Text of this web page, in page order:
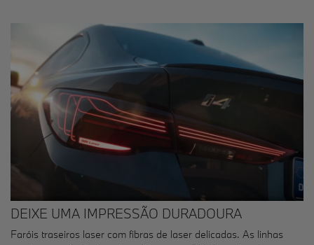
DEIXE UMA IMPRESSÃO DURADOURA
Faróis traseiros laser com fibras de laser delicadas. As linhas